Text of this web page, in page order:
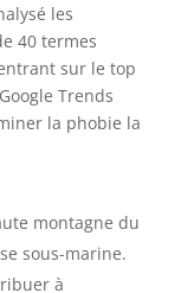
les
40 termes
sur le top
Trends
la phobie la
montagne du
sous-marine.
à